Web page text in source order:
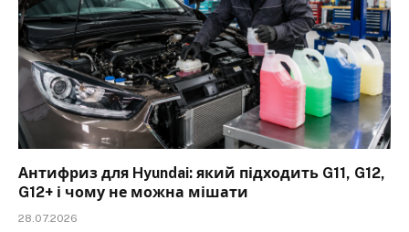
Антифриз для Hyundai: який підходить G11, G12,
G12+ і чому не можна мішати
28.07.2026